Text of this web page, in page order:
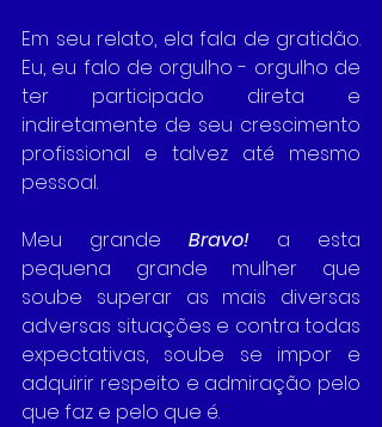
Em seu relato, ela fala de gratidão.
Eu, eu falo de orgulho - orgulho de
ter participado direta e
indiretamente de seu crescimento
profissional e talvez até mesmo
pessoal.
Meu grande Bravo! a esta
pequena grande mulher que
soube superar as mais diversas
adversas situações e contra todas
expectativas, soube se impor e
adquirir respeito e admiração pelo
que faz e pelo que é.